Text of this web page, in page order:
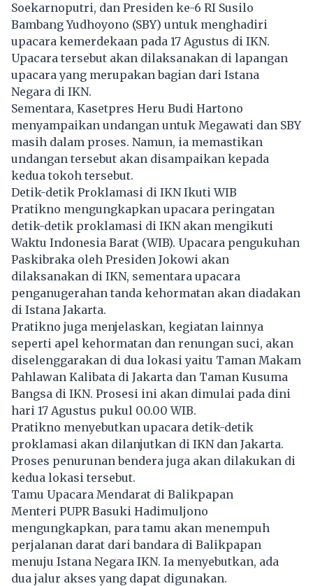
Soekarnoputri, dan Presiden ke-6 RI Susilo
Bambang Yudhoyono (SBY) untuk menghadiri
upacara kemerdekaan pada 17 Agustus di IKN.
Upacara tersebut akan dilaksanakan di lapangan
upacara yang merupakan bagian dari Istana
Negara di IKN.
Sementara, Kasetpres Heru Budi Hartono
menyampaikan undangan untuk Megawati dan SBY
masih dalam proses. Namun, ia memastikan
undangan tersebut akan disampaikan kepada
kedua tokoh tersebut.
Detik-detik Proklamasi di IKN Ikuti WIB
Pratikno mengungkapkan upacara peringatan
detik-detik proklamasi di IKN akan mengikuti
Waktu Indonesia Barat (WIB). Upacara pengukuhan
Paskibraka oleh Presiden Jokowi akan
dilaksanakan di IKN, sementara upacara
penganugerahan tanda kehormatan akan diadakan
di Istana Jakarta.
Pratikno juga menjelaskan, kegiatan lainnya
seperti apel kehormatan dan renungan suci, akan
diselenggarakan di dua lokasi yaitu Taman Makam
Pahlawan Kalibata di Jakarta dan Taman Kusuma
Bangsa di IKN. Prosesi ini akan dimulai pada dini
hari 17 Agustus pukul 00.00 WIB.
Pratikno menyebutkan upacara detik-detik
proklamasi akan dilanjutkan di IKN dan Jakarta.
Proses penurunan bendera juga akan dilakukan di
kedua lokasi tersebut.
Tamu Upacara Mendarat di Balikpapan
Menteri PUPR Basuki Hadimuljono
mengungkapkan, para tamu akan menempuh
perjalanan darat dari bandara di Balikpapan
menuju Istana Negara IKN. Ia menyebutkan, ada
dua jalur akses yang dapat digunakan.